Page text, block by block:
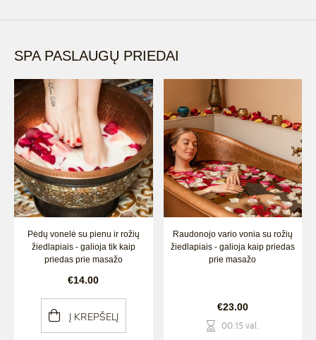
SPA PASLAUGŲ PRIEDAI
Pėdų vonelė su pienu ir rožių
žiedlapiais - galioja tik kaip
priedas prie masažo
€14.00
Į KREPŠELĮ
Raudonojo vario vonia su rožių
žiedlapiais - galioja kaip priedas
prie masažo
€23.00
00:15 val.